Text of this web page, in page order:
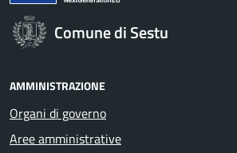
Comune di Sestu
AMMINISTRAZIONE
Organi di governo
Aree amministrative